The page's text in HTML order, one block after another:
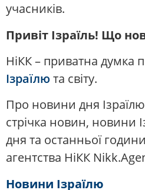
учасників.
Привіт Ізраїль! Що
НіКК – приватна думка
Ізраїлю та світу.
Про новини дня
стрічка новин, новини
дня та останньої
агентства НіКК
Новини Ізраїлю